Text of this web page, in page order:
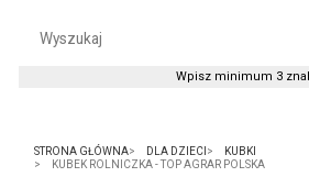
STRONA GŁÓWNA DLA DZIECI
KUBKI
KUBEK ROLNICZKA - TOP AGRAR POLSKA